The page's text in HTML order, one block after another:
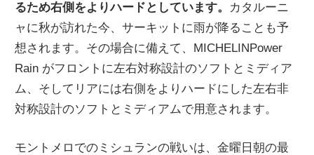
るため右側をよりハードとしています。 カタルーニ
ャに秋が訪れた今、サーキットに雨が降ることも予
想されます。その場合に備えて、MICHELINPower
Rain がフロントに左右対称設計のソフトとミディア
ム、そしてリアには右側をよりハードにした左右非
対称設計のソフトとミディアムで用意されます。
モントメロでのミシュランの戦いは、金曜日朝の最